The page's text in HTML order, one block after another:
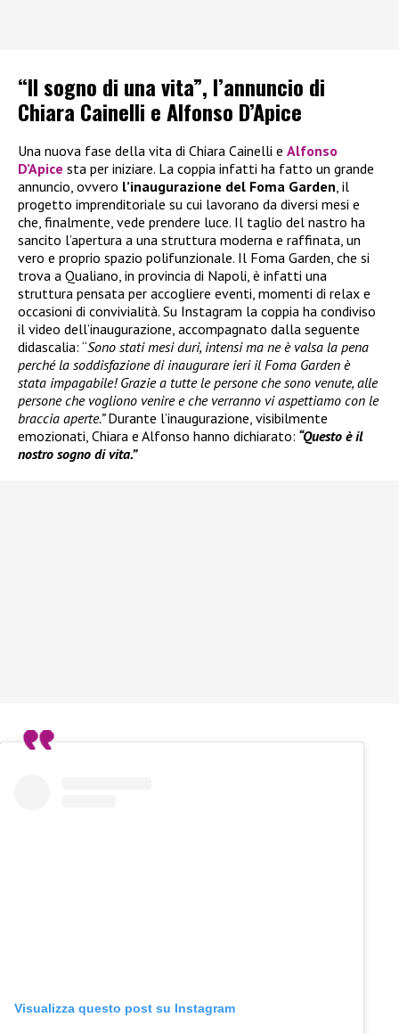
“Il sogno di una vita”, l’annuncio di
Chiara Cainelli e Alfonso D’Apice
Una nuova fase della vita di Chiara Cainelli e Alfonso
D’Apice sta per iniziare. La coppia infatti ha fatto un grande
annuncio, ovvero l’inaugurazione del Foma Garden , il
progetto imprenditoriale su cui lavorano da diversi mesi e
che, finalmente, vede prendere luce. Il taglio del nastro ha
sancito l’apertura a una struttura moderna e raffinata, un
vero e proprio spazio polifunzionale. Il Foma Garden, che si
trova a Qualiano, in provincia di Napoli, è infatti una
struttura pensata per accogliere eventi, momenti di relax e
occasioni di convivialità. Su Instagram la coppia ha condiviso
il video dell’inaugurazione, accompagnato dalla seguente
didascalia: “Sono stati mesi duri, intensi ma ne è valsa la pena
perché la soddisfazione di inaugurare ieri il Foma Garden è
stata impagabile! Grazie a tutte le persone che sono venute, alle
persone che vogliono venire e che verranno vi aspettiamo con le
braccia aperte.”Durante l’inaugurazione, visibilmente
emozionati, Chiara e Alfonso hanno dichiarato: “Questo è il
nostro sogno di vita.”
Visualizza questo post su Instagram